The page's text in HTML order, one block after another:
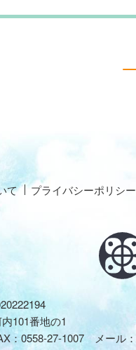
て プライバシーポリシー
101番地の1
：0558-27-1007メール：